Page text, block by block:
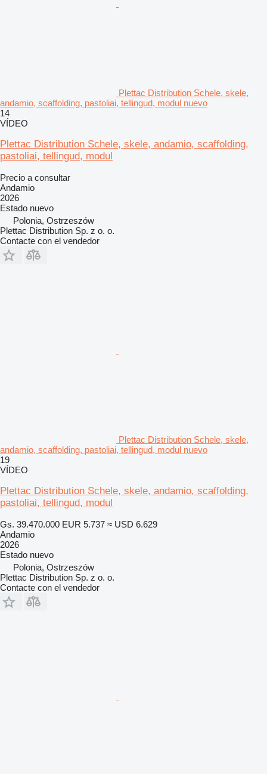
Plettac Distribution Schele, skele,
andamio, scaffolding, pastoliai, tellingud, modul nuevo
14
VÍDEO
Plettac Distribution Schele, skele, andamio, scaffolding,
pastoliai, tellingud, modul
Precio a consultar
Andamio
2026
Estado nuevo
Polonia, Ostrzeszów
Plettac Distribution Sp. z o. o.
Contacte con el vendedor
Plettac Distribution Schele, skele,
andamio, scaffolding, pastoliai, tellingud, modul nuevo
19
VÍDEO
Plettac Distribution Schele, skele, andamio, scaffolding,
pastoliai, tellingud, modul
Gs. 39.470.000 EUR 5.737 ≈ USD 6.629
Andamio
2026
Estado nuevo
Polonia, Ostrzeszów
Plettac Distribution Sp. z o. o.
Contacte con el vendedor